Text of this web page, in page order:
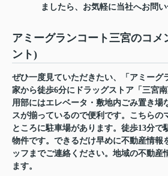
ましたら、お気軽に当社へお問い
アミーグランコート三宮のコメ
ント)
ぜひ一度見ていただきたい、「アミーグ
家から徒歩6分にドラッグストア「三宮
用部にはエレベータ・敷地内ごみ置き場
スが揃っているので便利です。こちらの
ところに駐車場があります。徒歩13分で
物件です。できるだけ早めに不動産情報
ッフまでご連絡ください。地域の不動産
ます。